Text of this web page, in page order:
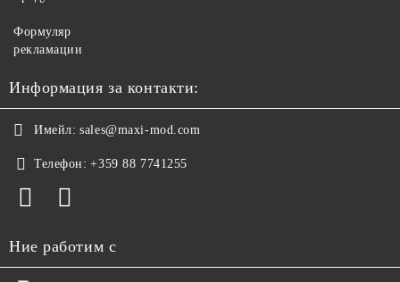
Формуляр
рекламации
Информация за контакти:
Имейл: sales@maxi-mod.com
Телефон: +359 88 7741255
Ние работим с